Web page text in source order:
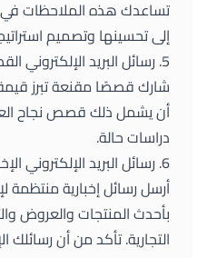
تساعدك هذه الملاحظات في
إلى تحسينها وتصميم
5. رسائل البريد الإلكتروني القصصية
شارك قصصًا مقنعة تبرز
أن يشمل ذلك قصص نجاح
دراسات حالة.
6. رسائل البريد الإلكتروني الإخبارية
أرسل رسائل إخبارية منتظمة
بأحدث المنتجات والعروض
التجارية. تأكد من أن رسائلك